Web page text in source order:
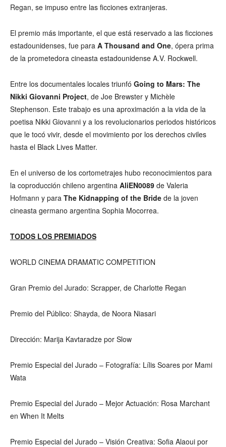
Regan, se impuso entre las ficciones extranjeras.
El premio más importante, el que está reservado a las ficciones
estadounidenses, fue para A Thousand and One, ópera prima
de la prometedora cineasta estadounidense A.V. Rockwell.
Entre los documentales locales triunfó Going to Mars: The
Nikki Giovanni Project, de Joe Brewster y Michèle
Stephenson. Este trabajo es una aproximación a la vida de la
poetisa Nikki Giovanni y a los revolucionarios periodos históricos
que le tocó vivir, desde el movimiento por los derechos civiles
hasta el Black Lives Matter.
En el universo de los cortometrajes hubo reconocimientos para
la coproducción chileno argentina AliEN0089 de Valeria
Hofmann y para The Kidnapping of the Bride de la joven
cineasta germano argentina Sophia Mocorrea.
TODOS LOS PREMIADOS
WORLD CINEMA DRAMATIC COMPETITION
Gran Premio del Jurado: Scrapper, de Charlotte Regan
Premio del Público: Shayda, de Noora Niasari
Dirección: Marija Kavtaradze por Slow
Premio Especial del Jurado – Fotografía: Lílis Soares por Mami
Wata
Premio Especial del Jurado – Mejor Actuación: Rosa Marchant
en When It Melts
Premio Especial del Jurado – Visión Creativa: Sofia Alaoui por